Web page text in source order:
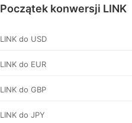
Początek konwersji LINK
LINK do USD
LINK do EUR
LINK do GBP
LINK do JPY